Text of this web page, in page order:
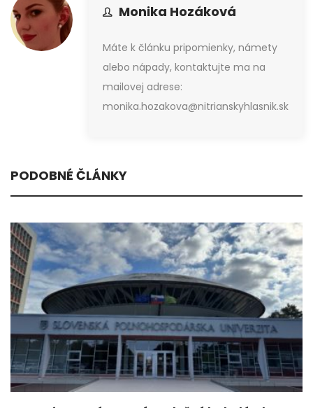
Monika Hozáková
Máte k článku pripomienky, námety
alebo nápady, kontaktujte ma na
mailovej adrese:
monika.hozakova@nitrianskyhlasnik.sk
PODOBNÉ ČLÁNKY